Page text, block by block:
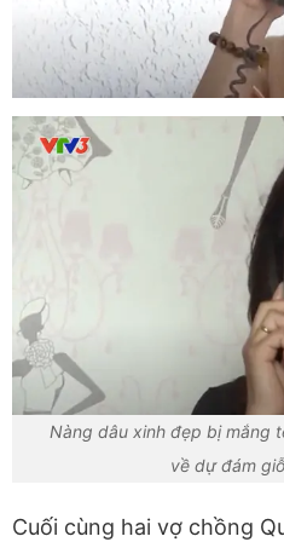
Nàng dâu xinh đẹp bị mắng
về dự đám
Cuối cùng hai vợ chồng